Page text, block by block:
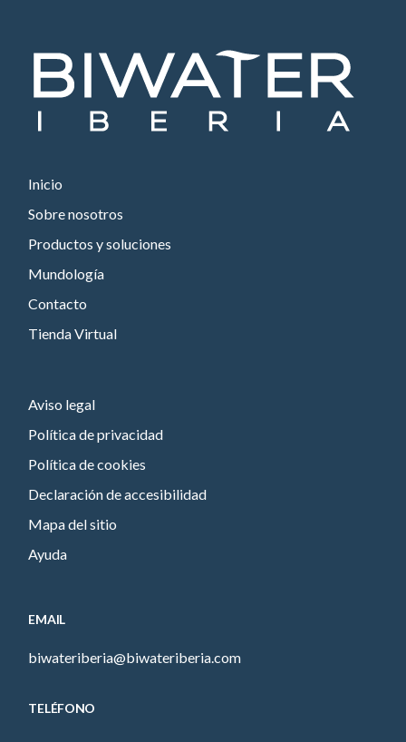
Inicio
Sobre nosotros
Productos y soluciones
Mundología
Contacto
Tienda Virtual
Aviso legal
Política de privacidad
Política de cookies
Declaración de accesibilidad
Mapa del sitio
Ayuda
EMAIL
biwateriberia@biwateriberia.com
TELÉFONO